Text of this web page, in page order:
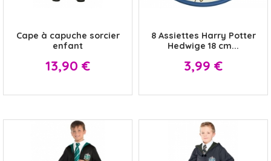
Cape à capuche sorcier
enfant
Prix
13,90 €
8 Assiettes Harry Potter
Hedwige 18 cm...
Prix
3,99 €